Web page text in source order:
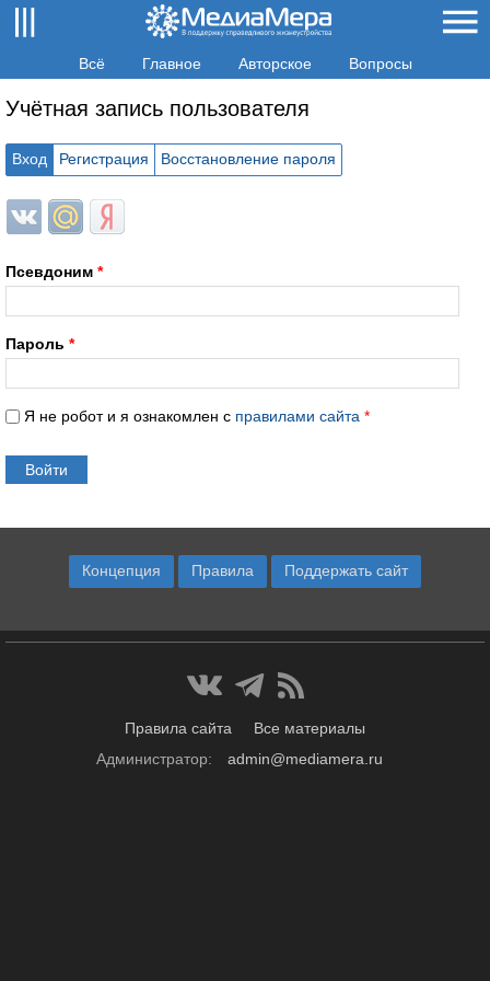
Всё Главное Авторское Вопросы
Учётная запись пользователя
Вход Регистрация Восстановление пароля
Login with ВКонтакте
Login with Mail.ru
Login with Яндекс
Псевдоним *
Пароль *
Я не робот и я ознакомлен с правилами сайта *
Концепция Правила Поддержать сайт
Правила сайта
Все материалы
Администратор:
admin@mediamera.ru